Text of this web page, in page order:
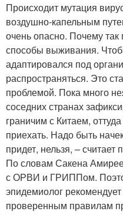
Происходит мутация
воздушно-капельным
очень опасно. Почему
способы выживания.
адаптировался под
распространяться. Это
проблемой. Пока много
соседних странах
граничим с Китаем,
приехать. Надо быть
придет, нельзя, – считает
По словам Сакена
с ОРВИ и ГРИППом.
эпидемиолог
проверенным правилам